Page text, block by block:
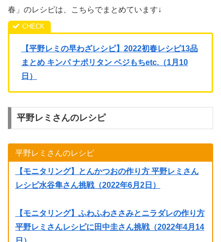
春」のレシピは、こちらでまとめています↓
【平野レミの早わざレシピ】2022初春レシピ13品
まとめ キンパ ナポリタン ベジもちetc.（1月10
日）
平野レミさんのレシピ
平野レミさんのレシピ
【モニタリング】とんかつおの作り方 平野レミさん
レシピ水谷隼さん挑戦（2022年6月2日）
【モニタリング】ふわふわささみとニラダレの作り方
平野レミさんレシピに田中圭さん挑戦（2022年4月14